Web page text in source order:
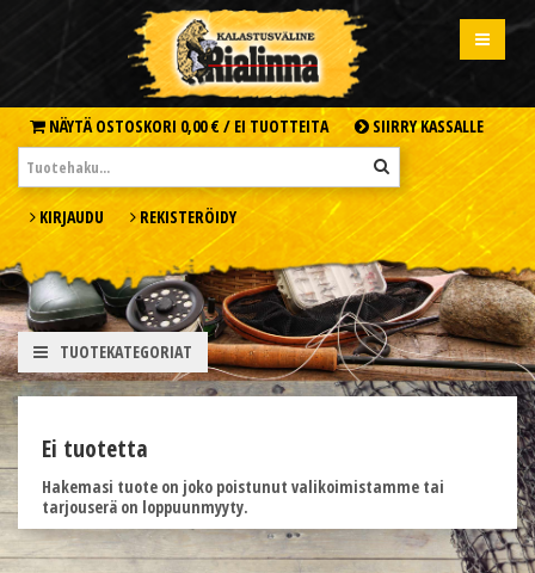
NÄYTÄ OSTOSKORI 0,00 € / EI TUOTTEITA SIIRRY KASSALLE
KIRJAUDU REKISTERÖIDY
TUOTEKATEGORIAT
Ei tuotetta
Hakemasi tuote on joko poistunut valikoimistamme tai
tarjouserä on loppuunmyyty.